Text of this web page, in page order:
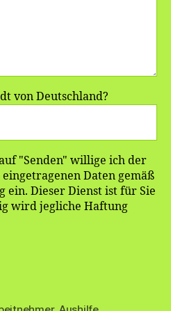
von Deutschland?
"Senden" willige ich der
Daten gemäß
ein. Dieser Dienst ist für Sie
wird jegliche Haftung